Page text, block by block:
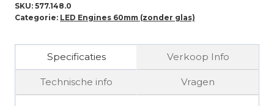
SKU: 577.148.0
Categorie: LED Engines 60mm (zonder glas)
Specificaties Verkoop Info
Technische info Vragen